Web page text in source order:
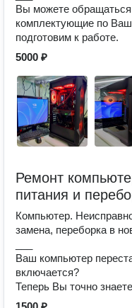
Вы можете
комплектующие по
подготовим к работе.
5000 ₽
Ремонт
питания и
Компьютер.
замена, переборка в
Ваш компьютер
включается?
Теперь Вы точно